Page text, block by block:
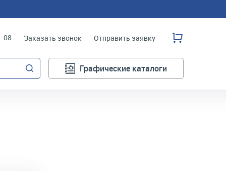
08 Заказать звонок Отправить заявку
Графические каталоги